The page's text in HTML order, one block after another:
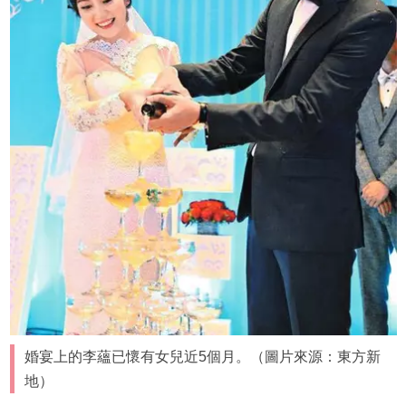
婚宴上的李蘊已懷有女兒近5個月。（圖片來源：東方新
地）